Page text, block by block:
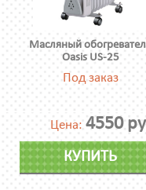
Масляный
Oasis US-25
Под заказ
Цена: 4550
КУПИТЬ